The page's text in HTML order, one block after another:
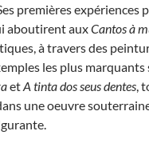
premières expériences
aboutirent auxCantos à
à travers des
les plus marquants
etA tinta dos seusdentes,
une oeuvre